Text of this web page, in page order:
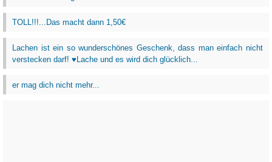
TOLL!!!...Das macht dann 1,50€
Lachen ist ein so wunderschönes Geschenk, dass man einfach nicht
verstecken darf! ♥Lache und es wird dich glücklich...
er mag dich nicht mehr...